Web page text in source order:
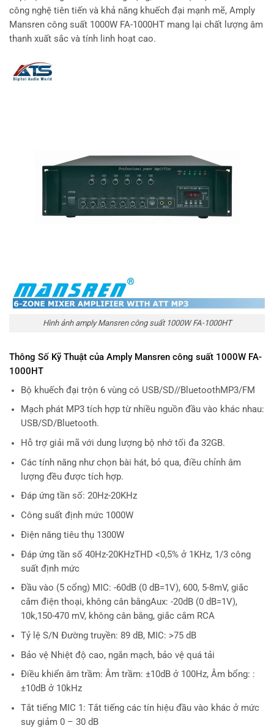
công nghệ tiên tiến và khả năng khuếch đại mạnh mẽ, Amply
Mansren công suất 1000W FA-1000HT mang lại chất lượng âm
thanh xuất sắc và tính linh hoạt cao.
Hình ảnh amply Mansren công suất 1000W FA-1000HT
Thông Số Kỹ Thuật của Amply Mansren công suất 1000W FA-
1000HT
Bộ khuếch đại trộn 6 vùng có USB/SD//BluetoothMP3/FM
Mạch phát MP3 tích hợp từ nhiều nguồn đầu vào khác nhau:
USB/SD/Bluetooth.
Hỗ trợ giải mã với dung lượng bộ nhớ tối đa 32GB.
Các tính năng như chọn bài hát, bỏ qua, điều chỉnh âm
lượng đều được tích hợp.
Đáp ứng tần số: 20Hz-20KHz
Công suất định mức 1000W
Điện năng tiêu thụ 1300W
Đáp ứng tần số 40Hz-20KHzTHD <0,5% ở 1KHz, 1/3 công
suất định mức
Đầu vào (5 cổng) MIC: -60dB (0 dB=1V), 600, 5-8mV, giắc
cắm điện thoại, không cân bằngAux: -20dB (0 dB=1V),
10k,150-470 mV, không cân bằng, giắc cắm RCA
Tỷ lệ S/N Đường truyền: 89 dB, MIC: >75 dB
Bảo vệ Nhiệt độ cao, ngắn mạch, bảo vệ quá tải
Điều khiển âm trầm: Âm trầm: ±10dB ở 100Hz, Âm bổng: :
±10dB ở 10kHz
Tắt tiếng MIC 1: Tắt tiếng các tín hiệu đầu vào khác ở mức
suy giảm 0 – 30 dB